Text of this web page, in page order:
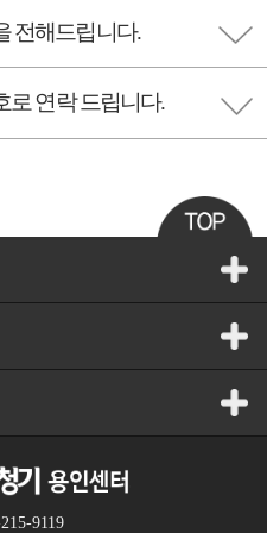
전해드립니다.
로 연락 드립니다.
9119